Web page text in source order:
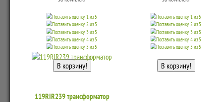
119RIR239 трансформатор